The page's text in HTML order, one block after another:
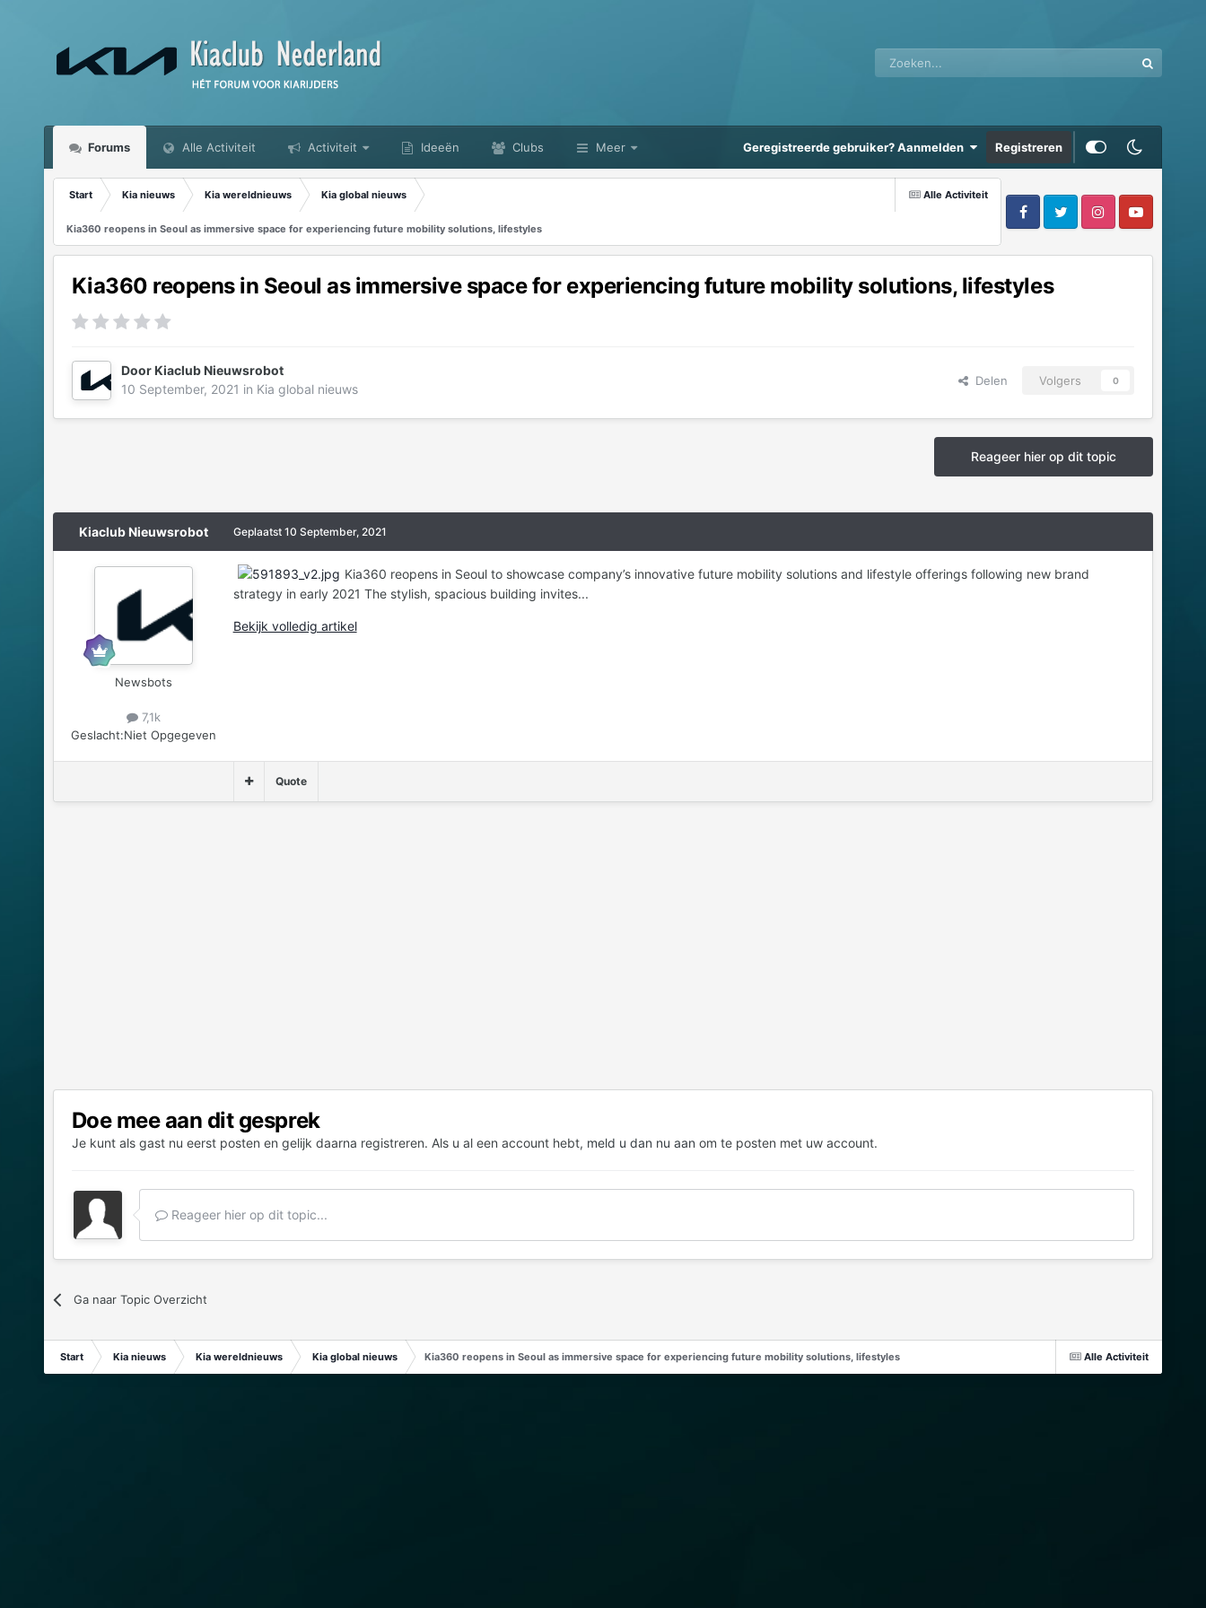
Forums Alle Activiteit Activiteit Ideeën Clubs Meer Geregistreerde gebruiker? Aanmelden Registreren
Alle Activiteit
Start Kia nieuws Kia wereldnieuws Kia global nieuws
Kia360 reopens in Seoul as immersive space for experiencing future mobility solutions, lifestyles
Kia360 reopens in Seoul as immersive space for experiencing future mobility solutions, lifestyles
DoorKiaclub Nieuwsrobot
10 September, 2021 in Kia global nieuws
Delen Volgers 0
Reageer hier op dit topic
Kiaclub Nieuwsrobot
Newsbots
7,1k
Geslacht:Niet Opgegeven
Geplaatst 10 September, 2021
Kia360 reopens in Seoul to showcase company’s innovative future mobility solutions and lifestyle offerings following new brand
strategy in early 2021 The stylish, spacious building invites...
Bekijk volledig artikel
Quote
Doe mee aan dit gesprek
Je kunt als gast nu eerst posten en gelijk daarna registreren. Als u al een account hebt, meld u dan nu aan om te posten met uw account.
Reageer hier op dit topic...
Ga naar Topic Overzicht
Alle Activiteit
Start Kia nieuws Kia wereldnieuws Kia global nieuws Kia360 reopens in Seoul as immersive space for experiencing future mobility solutions, lifestyles